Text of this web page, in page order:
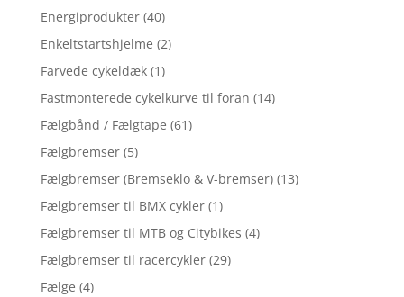
Energiprodukter (40)
Enkeltstartshjelme (2)
Farvede cykeldæk (1)
Fastmonterede cykelkurve til foran (14)
Fælgbånd / Fælgtape (61)
Fælgbremser (5)
Fælgbremser (Bremseklo & V-bremser) (13)
Fælgbremser til BMX cykler (1)
Fælgbremser til MTB og Citybikes (4)
Fælgbremser til racercykler (29)
Fælge (4)